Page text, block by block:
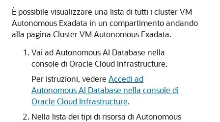
È possibile visualizzare una lista di tutti i cluster VM
Autonomous Exadata in un compartimento andando
alla pagina Cluster VM Autonomous Exadata.
Vai ad Autonomous AI Database nella
console di Oracle Cloud Infrastructure.
Per istruzioni, vedere Accedi ad
Autonomous AI Database nella console di
Oracle Cloud Infrastructure.
Nella lista dei tipi di risorsa di Autonomous